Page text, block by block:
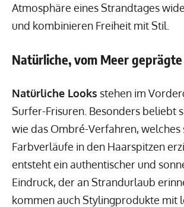
Atmosphäre eines Strandtages
und kombinieren Freiheit mit Stil.
Natürliche, vom Meer
Natürliche Looks stehen im
Surfer-Frisuren. Besonders beliebt
wie das Ombré-Verfahren, welches
Farbverläufe in den Haarspitzen
entsteht ein authentischer und
Eindruck, der an Strandurlaub
kommen auch Stylingprodukte mit